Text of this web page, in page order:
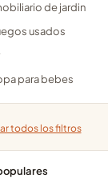
de jardin
usados
para bebes
todos los filtros